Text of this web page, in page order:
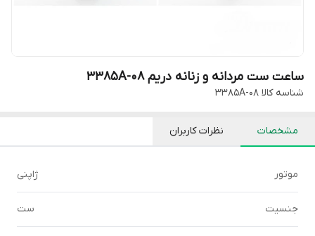
ساعت ست مردانه و زنانه دریم 3385A-08
شناسه کالا 3385A-08
مشخصات نظرات کاربران
موتور ژاپنی
جنسیت ست